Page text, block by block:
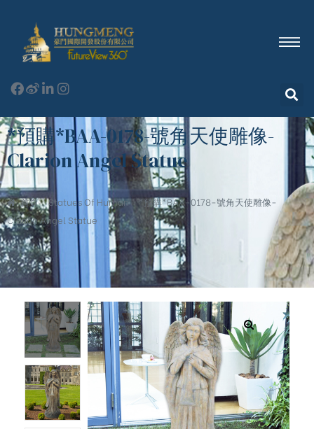
*預購*BAA-0178-號角天使雕像-
Clarion Angel Statue
首頁 Statues Of Human
*預購*BAA-0178-號角天使雕像-
Clarion Angel Statue